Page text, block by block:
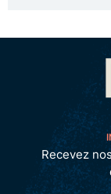
Recevez